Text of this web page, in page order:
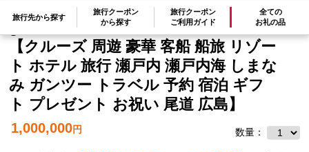
旅行先から探す
旅行クーポン
から探す
旅行クーポン
ご利用ガイド
全ての
お礼の品
広島県 尾道市
guntû（ガンツウ）ご利用券 300,000円分
【クルーズ 周遊 豪華 客船 船旅 リゾー
ト ホテル 旅行 瀬戸内 瀬戸内海 しまな
み ガンツー トラベル 予約 宿泊 ギフ
ト プレゼント お祝い 尾道 広島】
1,000,000円 数量：